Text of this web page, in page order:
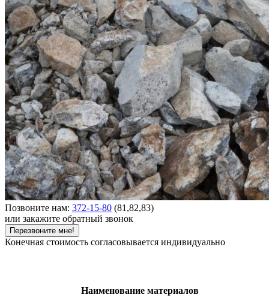
Позвоните нам: 372-15-80 (81,82,83)
или закажите обратный звонок
Перезвоните мне!
Конечная стоимость согласовывается индивидуально
Наименование материалов